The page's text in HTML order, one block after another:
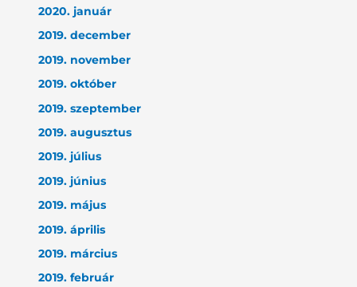
2020. január
2019. december
2019. november
2019. október
2019. szeptember
2019. augusztus
2019. július
2019. június
2019. május
2019. április
2019. március
2019. február